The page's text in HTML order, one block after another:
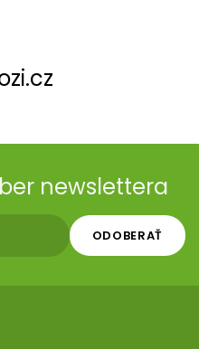
newslettera
ODOBERAŤ